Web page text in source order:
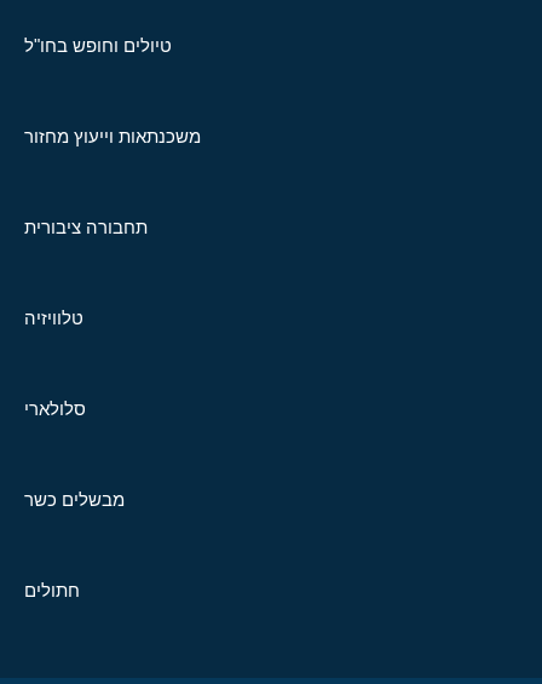
טיולים וחופש בחו"ל
משכנתאות וייעוץ מחזור
תחבורה ציבורית
טלוויזיה
סלולארי
מבשלים כשר
חתולים